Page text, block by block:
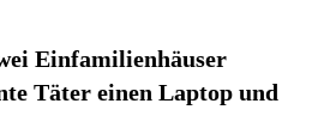
Einfamilienhäuser
Täter einen Laptop und